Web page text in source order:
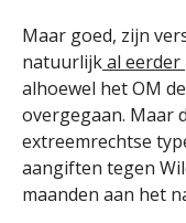
Maar goed, zijn
natuurlijkal
alhoewel het OM
overgegaan. Maar
extreemrechtse
aangiften tegen
maanden aan het